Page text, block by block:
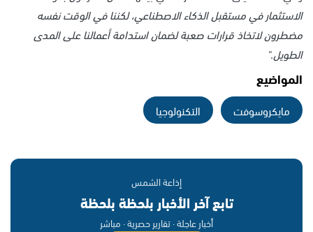
الاستثمار في مستقبل الذكاء الاصطناعي، لكننا في الوقت نفسه
مضطرون لاتخاذ قرارات صعبة لضمان استدامة أعمالنا على المدى
الطويل."
المواضيع
مايكروسوفت التكنولوجيا
إذاعة الشمس
تابع آخر الأخبار بلحظة بلحظة
أخبار عاجلة · تقارير حصرية · مباشر